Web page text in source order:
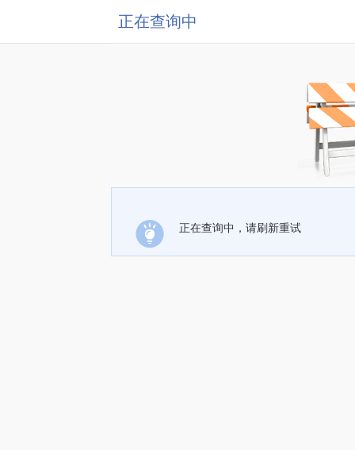
正在查询中
正在查询中，请刷新重试